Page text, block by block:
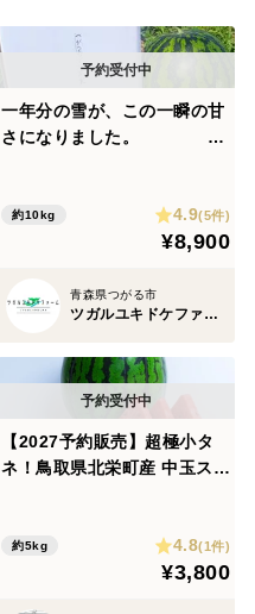
一年分の雪が、この一瞬の甘
さになりました。
金果肉『金色羅王』 大玉1
約10kg 4.9(5件)
¥8,900
青森県つがる市
ツガルユキドケファーム
【2027予約販売】超極小タ
ネ！鳥取県北栄町産 中玉スイ
約5kg 4.8(1件)
¥3,800